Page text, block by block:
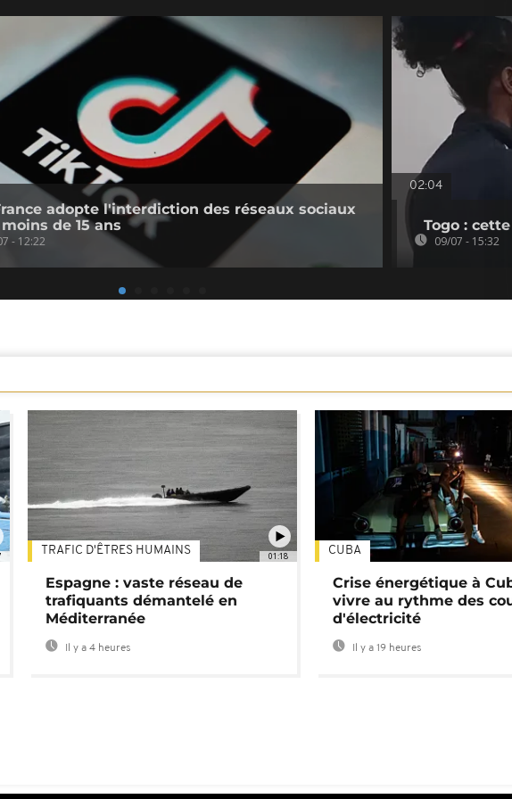
adopte l'interdiction des réseaux sociaux
de 15 ans
- 12:22
02:04
Togo :
09/07 - 15:32
01:18
TRAFIC D'ÊTRES HUMAINS
Espagne : vaste réseau de
trafiquants démantelé en
Méditerranée
Il y a 4 heures
CUBA
Crise énergétique à
vivre au rythme des
d'électricité
Il y a 19 heures